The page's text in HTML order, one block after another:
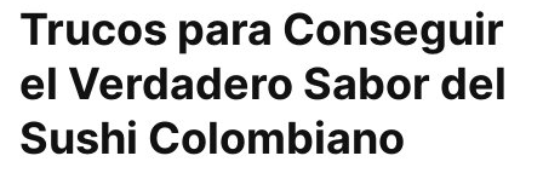
Trucos para Conseguir
el Verdadero Sabor del
Sushi Colombiano